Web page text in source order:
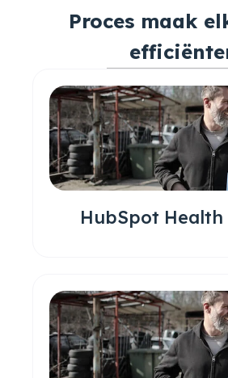
Proces maak
HubSpot Health